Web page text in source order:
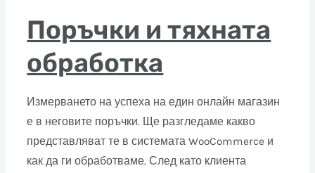
Поръчки и тяхната
обработка
Измерването на успеха на един онлайн магазин
е в неговите поръчки. Ще разгледаме какво
представляват те в системата WooCommerce и
как да ги обработваме. След като клиента